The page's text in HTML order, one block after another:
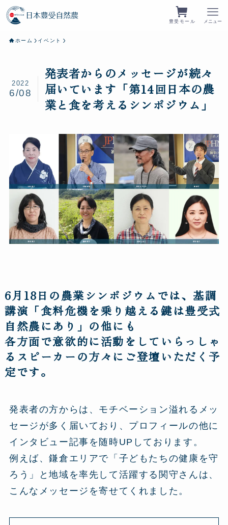
豊受モール メニュー
ホーム イベント
発表者からのメッセージが続々
届いています「第14回日本の農
業と食を考えるシンポジウム」
2022
6/08
6月18日の農業シンポジウムでは、基調
講演「食料危機を乗り越える鍵は豊受式
自然農にあり」の他にも
各方面で意欲的に活動をしていらっしゃ
るスピーカーの方々にご登壇いただく予
定です。
発表者の方からは、モチベーション溢れるメッ
セージが多く届いており、プロフィールの他に
インタビュー記事を随時UPしております。
例えば、鎌倉エリアで「子どもたちの健康を守
ろう」と地域を率先して活躍する関守さんは、
こんなメッセージを寄せてくれました。